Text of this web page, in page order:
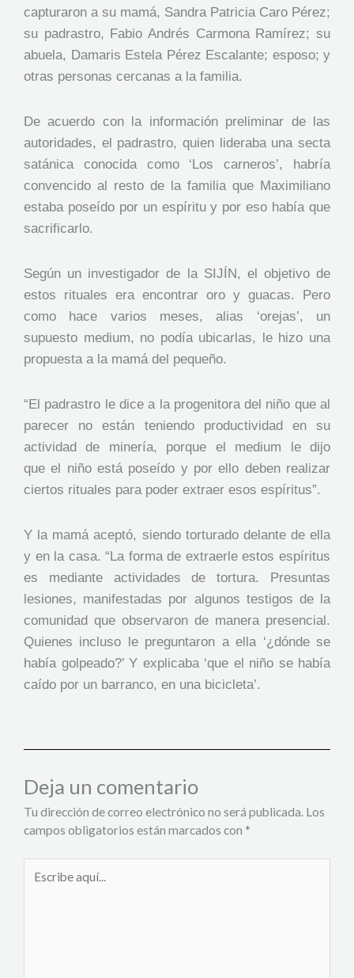
capturaron a su mamá, Sandra Patricia Caro Pérez;
su padrastro, Fabio Andrés Carmona Ramírez; su
abuela, Damaris Estela Pérez Escalante; esposo; y
otras personas cercanas a la familia.
De acuerdo con la información preliminar de las
autoridades, el padrastro, quien lideraba una secta
satánica conocida como ‘Los carneros’, habría
convencido al resto de la familia que Maximiliano
estaba poseído por un espíritu y por eso había que
sacrificarlo.
Según un investigador de la SIJÍN, el objetivo de
estos rituales era encontrar oro y guacas. Pero
como hace varios meses, alias ‘orejas’, un
supuesto medium, no podía ubicarlas, le hizo una
propuesta a la mamá del pequeño.
“El padrastro le dice a la progenitora del niño que al
parecer no están teniendo productividad en su
actividad de minería, porque el medium le dijo
que el niño está poseído y por ello deben realizar
ciertos rituales para poder extraer esos espíritus”.
Y la mamá aceptó, siendo torturado delante de ella
y en la casa. “La forma de extraerle estos espíritus
es mediante actividades de tortura. Presuntas
lesiones, manifestadas por algunos testigos de la
comunidad que observaron de manera presencial.
Quienes incluso le preguntaron a ella ‘¿dónde se
había golpeado?’ Y explicaba ‘que el niño se había
caído por un barranco, en una bicicleta’.
Deja un comentario
Tu dirección de correo electrónico no será publicada. Los
campos obligatorios están marcados con *
aquí...